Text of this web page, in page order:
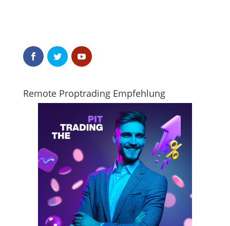
Remote Proptrading Empfehlung